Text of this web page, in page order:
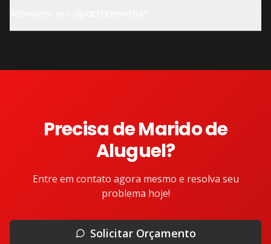
Precisa deMarido de
Aluguel?
Entre em contato agora mesmo e resolva seu
problema hoje!
Solicitar Orçamento